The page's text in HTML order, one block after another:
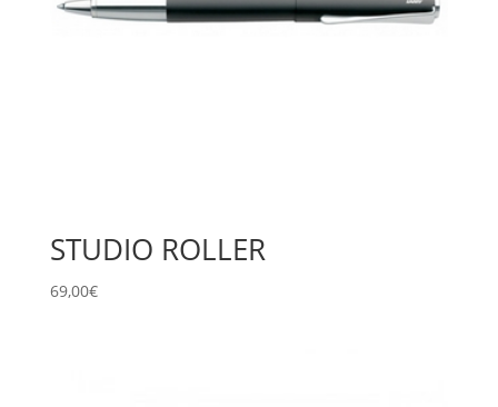
STUDIO ROLLER
69,00€